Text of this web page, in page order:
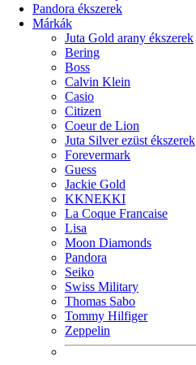
Pandora ékszerek
Márkák
Juta Gold arany ékszerek
Bering
Boss
Calvin Klein
Casio
Citizen
Coeur de Lion
Juta Silver ezüst ékszerek
Forevermark
Guess
Jackie Gold
KKNEKKI
La Coque Francaise
Lisa
Moon Diamonds
Pandora
Seiko
Swiss Military
Thomas Sabo
Tommy Hilfiger
Zeppelin